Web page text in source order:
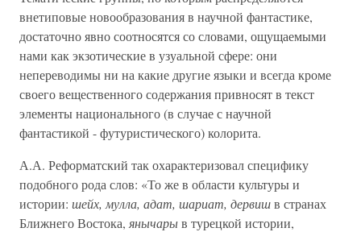
внетиповые новообразования в научной фантастике,
достаточно явно соотносятся со словами, ощущаемыми
нами как экзотические в узуальной сфере: они
непереводимы ни на какие другие языки и всегда кроме
своего вещественного содержания привносят в текст
элементы национального (в случае с научной
фантастикой - футуристического) колорита.
А.А. Реформатский так охарактеризовал специфику
подобного рода слов: «То же в области культуры и
истории: шейх, мулла, адат, шариат, дервишв странах
Ближнего Востока, янычарыв турецкой истории,